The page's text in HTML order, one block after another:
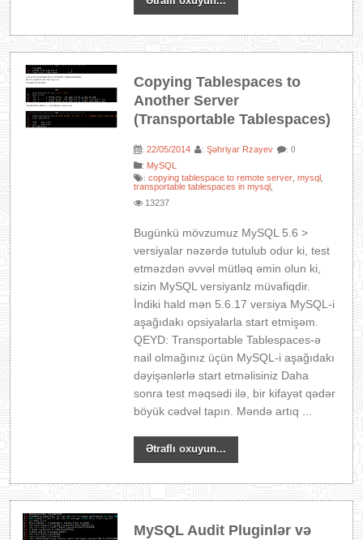
Copying Tablespaces to
Another Server
(Transportable Tablespaces)
:22/05/2014 :Şəhriyar Rzayev : 0
: MySQL
:copying tablespace to remote server ,mysql
transportable tablespaces in mysql
13237
Bugünkü mövzumuz MySQL 5.6 >
versiyalar nəzərdə tutulub odur ki, test
etməzdən əvvəl mütləq əmin olun ki,
sizin MySQL versiyanlz müvafiqdir.
İndiki hald mən 5.6.17 versiya MySQL-i
aşağıdakı opsiyalarla start etmişəm.
QEYD: Transportable Tablespaces-ə
nail olmağınız üçün MySQL-i aşağıdakı
dəyişənlərlə start etməlisiniz Daha
sonra test məqsədi ilə, bir kifayət qədər
böyük cədvəl tapın. Məndə artıq ...
Ətraflı oxuyun...
MySQL Audit Pluginlər və